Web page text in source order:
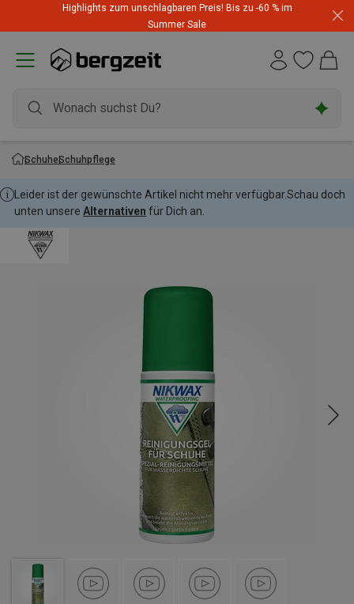
Highlights zum unschlagbaren Preis! Bis zu -60 % im
Summer Sale
SchuheSchuhpflege
Leider ist der gewünschte Artikel nicht mehr verfügbar.Schau doch
unten unsere Alternativen für Dich an.